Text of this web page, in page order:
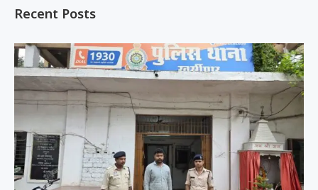
Recent Posts